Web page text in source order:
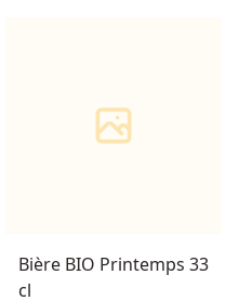
Bière BIO Printemps 33
cl